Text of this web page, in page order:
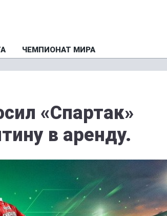
ЧЕМПИОНАТ МИРА
«Спартак»
в аренду.